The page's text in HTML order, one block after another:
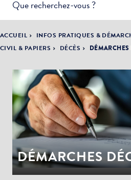
PRATIQUES &
DÉMARCHES
LA VILLE
ACCUEIL INFOS PRATIQUES &
CIVIL & PAPIERS
DÉCÈS DÉMARCHES
DÉMARCHES